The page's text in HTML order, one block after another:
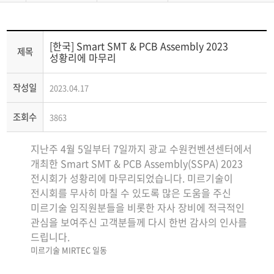
제목 [한국] Smart SMT & PCB Assembly 2023
성황리에 마무리
작성일 2023.04.17
조회수 3863
지난주 4월 5일부터 7일까지 광교 수원컨벤션센터에서
개최한 Smart SMT & PCB Assembly(SSPA) 2023
전시회가 성황리에 마무리되었습니다. 미르기술이
전시회를 무사히 마칠 수 있도록 많은 도움을 주신
미르기술 임직원분들을 비롯한 자사 장비에 적극적인
관심을 보여주신 고객분들께 다시 한번 감사의 인사를
드립니다.
미르기술 MIRTEC 일동